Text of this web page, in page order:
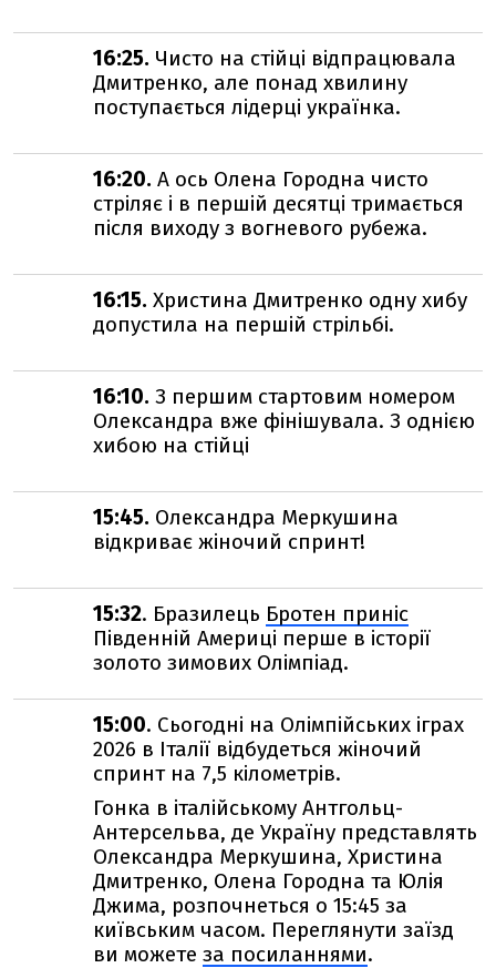
16:25. Чисто на стійці відпрацювала
Дмитренко, але понад хвилину
поступається лідерці українка.
16:20. А ось Олена Городна чисто
стріляє і в першій десятці тримається
після виходу з вогневого рубежа.
16:15. Христина Дмитренко одну хибу
допустила на першій стрільбі.
16:10. З першим стартовим номером
Олександра вже фінішувала. З однією
хибою на стійці
15:45. Олександра Меркушина
відкриває жіночий спринт!
15:32. Бразилець Бротен приніс
Південній Америці перше в історії
золото зимових Олімпіад.
15:00. Сьогодні на Олімпійських іграх
2026 в Італії відбудеться жіночий
спринт на 7,5 кілометрів.
Гонка в італійському Антгольц-
Антерсельва, де Україну представлять
Олександра Меркушина, Христина
Дмитренко, Олена Городна та Юлія
Джима, розпочнеться о 15:45 за
київським часом. Переглянути заїзд
ви можете за посиланнями.